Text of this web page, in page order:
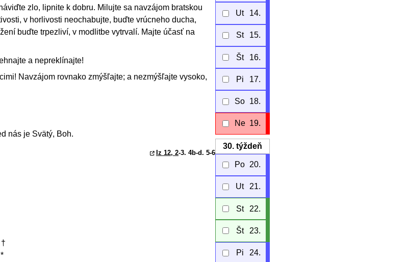
zlo, lipnite k dobru. Milujte sa navzájom bratskou
v horlivosti neochabujte, buďte vrúcneho ducha,
buďte trpezliví, v modlitbe vytrvalí. Majte účasť na
a nepreklínajte!
Navzájom rovnako zmýšľajte; a nezmýšľajte vysoko,
nás je Svätý, Boh.
Iz 12, 2-3. 4b-d. 5-6
Ut 14.
St 15.
Št 16.
Pi 17.
So 18.
Ne 19.
30.týždeň
Po 20.
Ut 21.
St 22.
Št 23.
Pi 24.